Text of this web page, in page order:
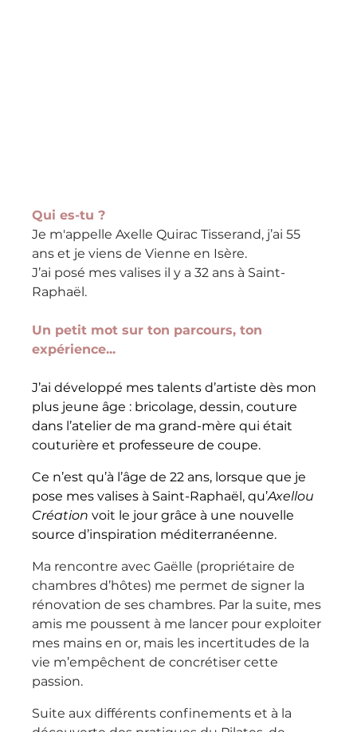
Qui es-tu ?
Je m'appelle Axelle Quirac Tisserand, j’ai 55
ans et je viens de Vienne en Isère.
J’ai posé mes valises il y a 32 ans à Saint-
Raphaël.
Un petit mot sur ton parcours, ton
expérience...
J’ai développé mes talents d’artiste dès mon
plus jeune âge : bricolage, dessin, couture
dans l’atelier de ma grand-mère qui était
couturière et professeure de coupe.
Ce n’est qu’à l’âge de 22 ans, lorsque que je
pose mes valises à Saint-Raphaël, qu’Axellou
Création voit le jour grâce à une nouvelle
source d’inspiration méditerranéenne.
Ma rencontre avec Gaëlle (propriétaire de
chambres d’hôtes) me permet de signer la
rénovation de ses chambres. Par la suite, mes
amis me poussent à me lancer pour exploiter
mes mains en or, mais les incertitudes de la
vie m’empêchent de concrétiser cette
passion.
Suite aux différents confinements et à la